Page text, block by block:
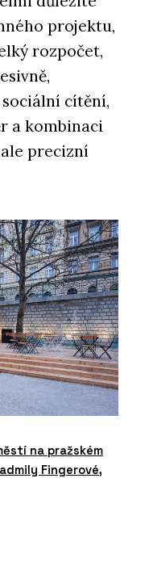
projektu,
rozpočet,
cítění,
a kombinaci
precizní
na pražském
Fingerové,